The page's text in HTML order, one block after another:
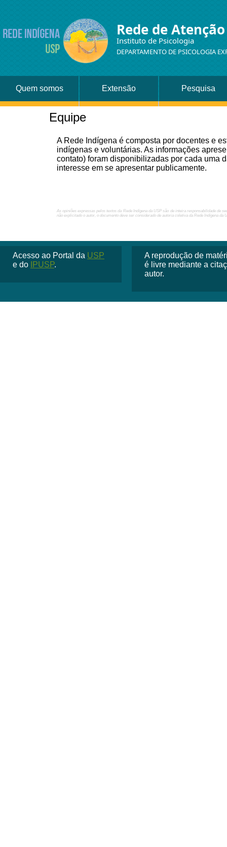
Rede de
Instituto de Psicologia
DEPARTAMENTO DE PSICOLOGIA
Quem somos Extensão Pesquisa
Equipe
A Rede Indígena é composta por docentes e
indígenas e voluntárias. As informações
contato) foram disponibilizadas por cada uma
interesse em se apresentar publicamente.
As opiniões expressas pelos textos da Rede Indígena da USP são de inteira responsabilidade de
não explicitado o autor, o documento deve ser considerado de autoria coletiva da Rede Indígena da
Acesso ao Portal da USP
e do
IPUSP.
A reprodução de
é livre mediante a
autor.